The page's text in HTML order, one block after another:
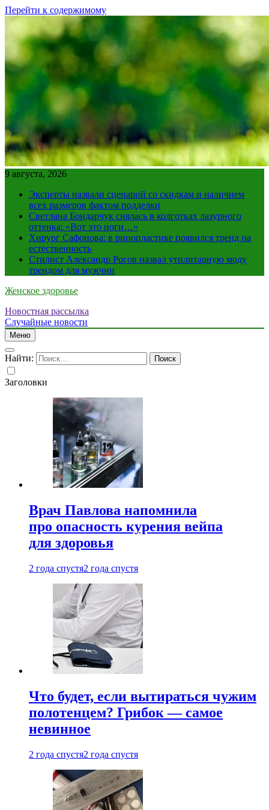
Перейти к содержимому
9 августа, 2026
Эксперты назвали сценарий со скидкам и наличием
всех размеров фактом подделки
Светлана Бондарчук снялась в колготках лазурного
оттенка: «Вот это ноги…»
Хирург Сафонова: в ринопластике появился тренд на
естественность
Стилист Александр Рогов назвал утилитарную моду
трендом для мужчин
Женское здоровье
Новостная рассылка
Случайные новости
Меню
Найти:
Заголовки
Врач Павлова напомнила
про опасность курения вейпа
для здоровья
2 года спустя2 года спустя
Что будет, если вытираться чужим
полотенцем? Грибок — самое
невинное
2 года спустя2 года спустя